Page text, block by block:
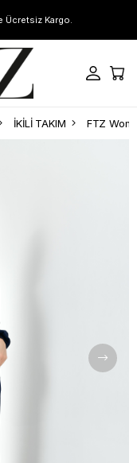
Ücretsiz Kargo.
İKİLİ TAKIM